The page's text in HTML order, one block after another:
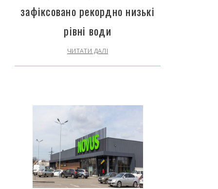
зафіксовано рекордно низькі
рівні води
ЧИТАТИ ДАЛІ